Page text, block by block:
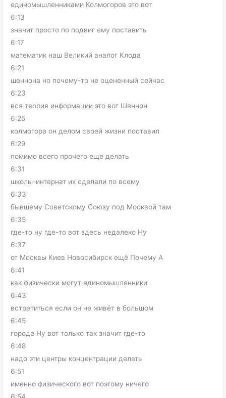
единомышленниками Колмогоров это вот
6:13
значит просто по подвиг ему поставить
6:17
математик наш Великий аналог Клода
6:21
шеннона но почему-то не оцененный сейчас
6:23
вся теория информации это вот Шеннон
6:25
колмогора он делом своей жизни поставил
6:29
помимо всего прочего еще делать
6:31
школы-интернат их сделали по всему
6:33
бывшему Советскому Союзу под Москвой там
6:35
где-то ну где-то вот здесь недалеко Ну
6:37
от Москвы Киев Новосибирск ещё Почему А
6:41
как физически могут единомышленники
6:43
встретиться если он не живёт в большом
6:45
городе Ну вот только так значит где-то
6:48
надо эти центры концентрации делать
6:51
именно физического вот поэтому ничего